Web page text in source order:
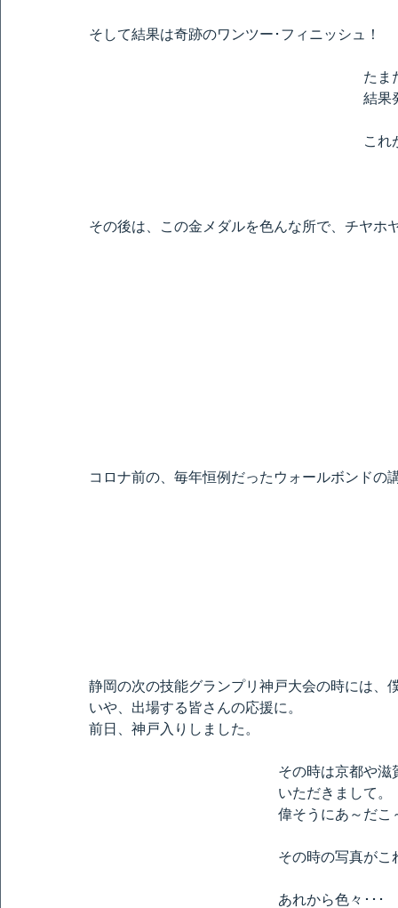
そして結果は奇跡のワンツー･フィニッシュ！
たま
結果
これ
その後は、この金メダルを色んな所で、チヤホ
コロナ前の、毎年恒例だったウォールボンドの
静岡の次の技能グランプリ神戸大会の時には、
いや、出場する皆さんの応援に。
前日、神戸入りしました。
その時は京都や滋
いただきまして。
偉そうにあ～だこ
その時の写真がこ
あれから色々･･･